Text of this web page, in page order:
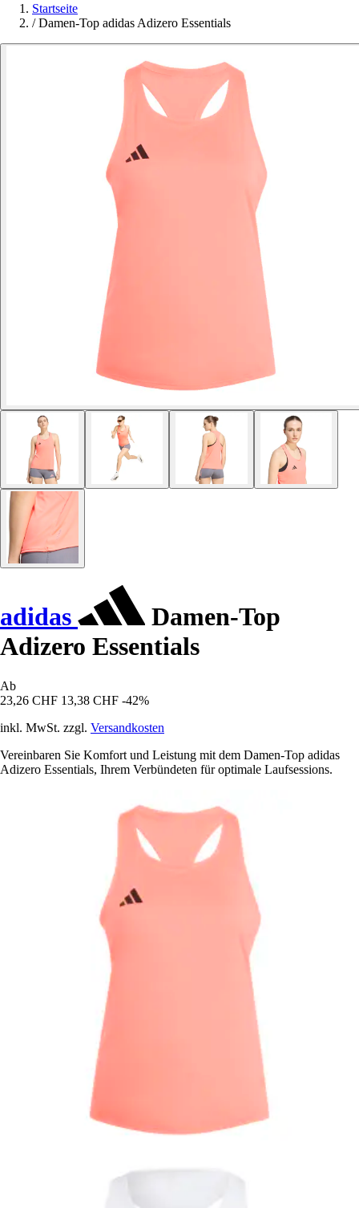
Startseite
/ Damen-Top adidas Adizero Essentials
adidas
Damen-Top
Adizero Essentials
Ab
23,26 CHF 13,38 CHF -42%
inkl. MwSt. zzgl. Versandkosten
Vereinbaren Sie Komfort und Leistung mit dem Damen-Top adidas
Adizero Essentials, Ihrem Verbündeten für optimale Laufsessions.